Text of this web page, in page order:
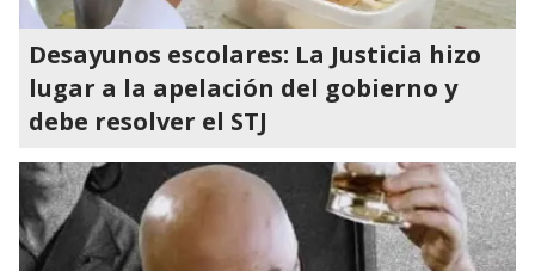
Desayunos escolares: La Justicia hizo
lugar a la apelación del gobierno y
debe resolver el STJ